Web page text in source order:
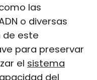
las
o diversas
de este
para preservar
el sistema
del